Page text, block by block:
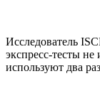
Исследователь
экспресс-тесты
используют два